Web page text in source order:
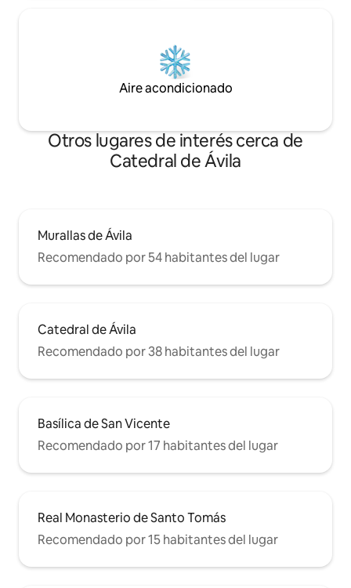
Aire acondicionado
Otros lugares de interés cerca de
Catedral de Ávila
Murallas de Ávila
Recomendado por 54 habitantes del lugar
Catedral de Ávila
Recomendado por 38 habitantes del lugar
Basílica de San Vicente
Recomendado por 17 habitantes del lugar
Real Monasterio de Santo Tomás
Recomendado por 15 habitantes del lugar